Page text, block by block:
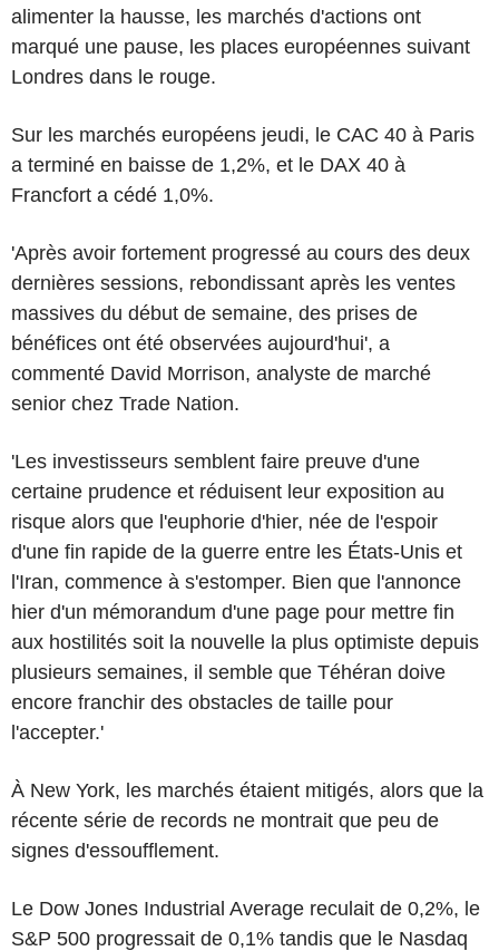
alimenter la hausse, les marchés d'actions ont
marqué une pause, les places européennes suivant
Londres dans le rouge.
Sur les marchés européens jeudi, le CAC 40 à Paris
a terminé en baisse de 1,2%, et le DAX 40 à
Francfort a cédé 1,0%.
'Après avoir fortement progressé au cours des deux
dernières sessions, rebondissant après les ventes
massives du début de semaine, des prises de
bénéfices ont été observées aujourd'hui', a
commenté David Morrison, analyste de marché
senior chez Trade Nation.
'Les investisseurs semblent faire preuve d'une
certaine prudence et réduisent leur exposition au
risque alors que l'euphorie d'hier, née de l'espoir
d'une fin rapide de la guerre entre les États-Unis et
l'Iran, commence à s'estomper. Bien que l'annonce
hier d'un mémorandum d'une page pour mettre fin
aux hostilités soit la nouvelle la plus optimiste depuis
plusieurs semaines, il semble que Téhéran doive
encore franchir des obstacles de taille pour
l'accepter.'
À New York, les marchés étaient mitigés, alors que la
récente série de records ne montrait que peu de
signes d'essoufflement.
Le Dow Jones Industrial Average reculait de 0,2%, le
S&P 500 progressait de 0,1% tandis que le Nasdaq